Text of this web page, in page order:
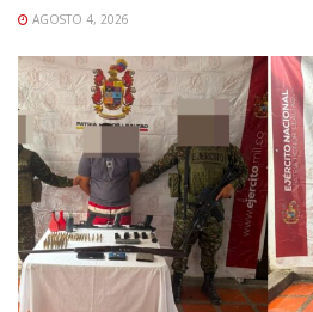
AGOSTO 4, 2026